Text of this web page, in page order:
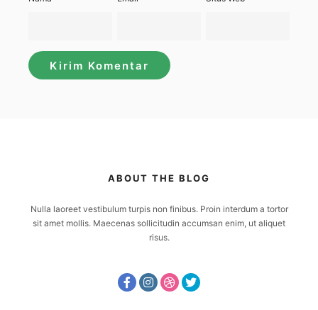
ABOUT THE BLOG
Nulla laoreet vestibulum turpis non finibus. Proin interdum a tortor
sit amet mollis. Maecenas sollicitudin accumsan enim, ut aliquet
risus.